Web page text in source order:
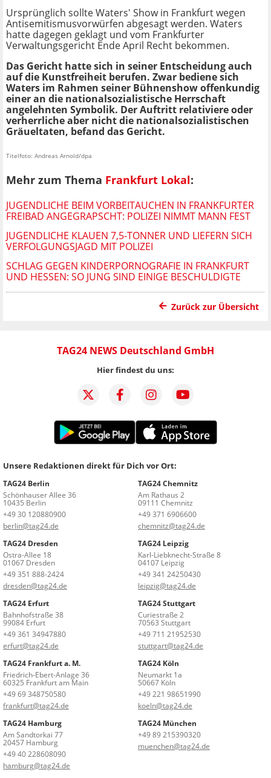
Ursprünglich sollte Waters' Show in Frankfurt wegen
Antisemitismusvorwürfen abgesagt werden. Waters
hatte dagegen geklagt und vom Frankfurter
Verwaltungsgericht Ende April Recht bekommen.
Das Gericht hatte sich in seiner Entscheidung auch
auf die Kunstfreiheit berufen. Zwar bediene sich
Waters im Rahmen seiner Bühnenshow offenkundig
einer an die nationalsozialistische Herrschaft
angelehnten Symbolik. Der Auftritt relativiere oder
verherrliche aber nicht die nationalsozialistischen
Gräueltaten, befand das Gericht.
Titelfoto: Andreas Arnold/dpa
Mehr zum Thema Frankfurt Lokal:
JUGENDLICHE BEIM VORBEITAUCHEN IN FRANKFURTER
FREIBAD ANGEGRAPSCHT: POLIZEI NIMMT MANN FEST
JUGENDLICHE KLAUEN 7,5-TONNER UND LIEFERN SICH
VERFOLGUNGSJAGD MIT POLIZEI
SCHLAG GEGEN KINDERPORNOGRAFIE IN FRANKFURT
UND HESSEN: SO JUNG SIND EINIGE BESCHULDIGTE
Zurück zur Übersicht
TAG24 NEWS Deutschland GmbH
Hier findest du uns:
Unsere Redaktionen direkt für Dich vor Ort:
TAG24 Berlin
Schönhauser Allee 36
10435 Berlin
+49 30 120880900
berlin@tag24.de
TAG24 Chemnitz
Am Rathaus 2
09111 Chemnitz
+49 371 6906600
chemnitz@tag24.de
TAG24 Dresden
Ostra-Allee 18
01067 Dresden
+49 351 888-2424
dresden@tag24.de
TAG24 Leipzig
Karl-Liebknecht-Straße 8
04107 Leipzig
+49 341 24250430
leipzig@tag24.de
TAG24 Erfurt
Bahnhofstraße 38
99084 Erfurt
+49 361 34947880
erfurt@tag24.de
TAG24 Stuttgart
Curiestraße 2
70563 Stuttgart
+49 711 21952530
stuttgart@tag24.de
TAG24 Frankfurt a. M.
Friedrich-Ebert-Anlage 36
60325 Frankfurt am Main
+49 69 348750580
frankfurt@tag24.de
TAG24 Köln
Neumarkt 1a
50667 Köln
+49 221 98651990
koeln@tag24.de
TAG24 Hamburg
Am Sandtorkai 77
20457 Hamburg
+49 40 228608090
hamburg@tag24.de
TAG24 München
+49 89 215390320
muenchen@tag24.de